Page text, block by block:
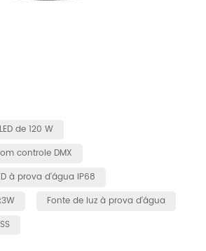
de 120 W
controle DMX
à prova d'água IP68
Fonte de luz à prova d'água